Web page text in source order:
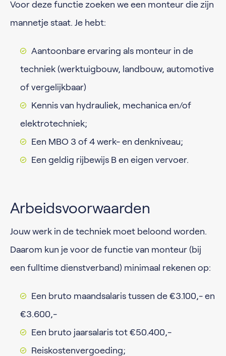
Voor deze functie zoeken we een monteur die zijn
mannetje staat. Je hebt:
Aantoonbare ervaring als monteur in de
techniek (werktuigbouw, landbouw, automotive
of vergelijkbaar)
Kennis van hydrauliek, mechanica en/of
elektrotechniek;
Een MBO 3 of 4 werk- en denkniveau;
Een geldig rijbewijs B en eigen vervoer.
Arbeidsvoorwaarden
Jouw werk in de techniek moet beloond worden.
Daarom kun je voor de functie van monteur (bij
een fulltime dienstverband) minimaal rekenen op:
Een bruto maandsalaris tussen de €3.100,- en
€3.600,-
Een bruto jaarsalaris tot €50.400,-
Reiskostenvergoeding;